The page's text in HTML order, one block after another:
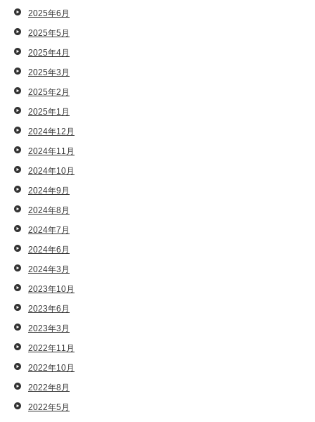
2025年6月
2025年5月
2025年4月
2025年3月
2025年2月
2025年1月
2024年12月
2024年11月
2024年10月
2024年9月
2024年8月
2024年7月
2024年6月
2024年3月
2023年10月
2023年6月
2023年3月
2022年11月
2022年10月
2022年8月
2022年5月